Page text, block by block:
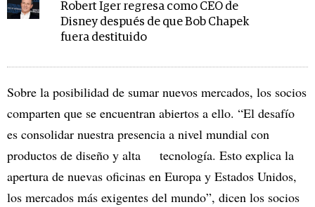
Robert Iger regresa como CEO de
Disney después de que Bob Chapek
fuera destituido
Sobre la posibilidad de sumar nuevos mercados, los socios
comparten que se encuentran abiertos a ello. “El desafío
es consolidar nuestra presencia a nivel mundial con
productos de diseño y alta tecnología. Esto explica la
apertura de nuevas oficinas en Europa y Estados Unidos,
los mercados más exigentes del mundo”, dicen los socios